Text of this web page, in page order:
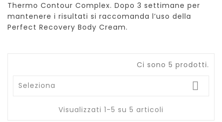
Thermo Contour Complex. Dopo 3 settimane per
mantenere i risultati si raccomanda l’uso della
Perfect Recovery Body Cream.
Ci sono 5 prodotti.
Seleziona 
Visualizzati 1-5 su 5 articoli